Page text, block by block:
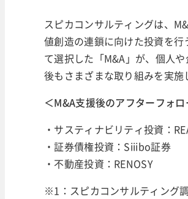
スピカコンサルティングは、
値創造の連鎖に向けた投資を
て選択した「M&A」が、個人
後もさまざまな取り組みを実施
＜M&A支援後のアフターフォ
・サスティナビリティ投資：
・証券債権投資：Siiibo証券
・不動産投資：RENOSY
※1：スピカコンサルティング